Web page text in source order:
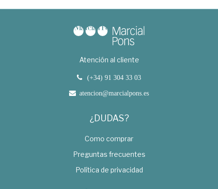
Atención al cliente
(+34) 91 304 33 03
atencion@marcialpons.es
¿DUDAS?
Como comprar
Preguntas frecuentes
Política de privacidad